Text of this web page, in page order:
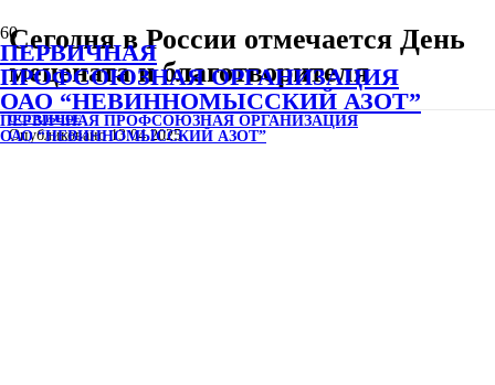
ПЕРВИЧНАЯ
ПРОФСОЮЗНАЯ ОРГАНИЗАЦИЯ
ОАО “НЕВИННОМЫССКИЙ АЗОТ”
ПЕРВИЧНАЯ ПРОФСОЮЗНАЯ ОРГАНИЗАЦИЯ
ОАО “НЕВИННОМЫССКИЙ АЗОТ”
Сегодня в России отмечается День
мецената и благотворителя
ОСТАЛЬНОЕ
Опубликовано13.04.2025